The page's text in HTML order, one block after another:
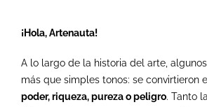
¡Hola, Artenauta!
A lo largo de la historia del arte,
más que simples tonos: se convirtieron
poder, riqueza, pureza o peligro. Tanto